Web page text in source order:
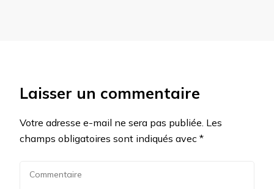
Laisser un commentaire
Votre adresse e-mail ne sera pas publiée. Les
champs obligatoires sont indiqués avec *